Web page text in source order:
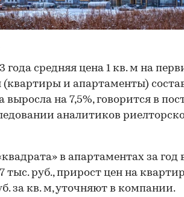
года средняя цена 1 кв. м на
и апартаменты)
выросла на 7,5%, говорится в
аналитиков
в апартаментах за год
тыс. руб., прирост цен на
за кв. м, уточняют в компании.